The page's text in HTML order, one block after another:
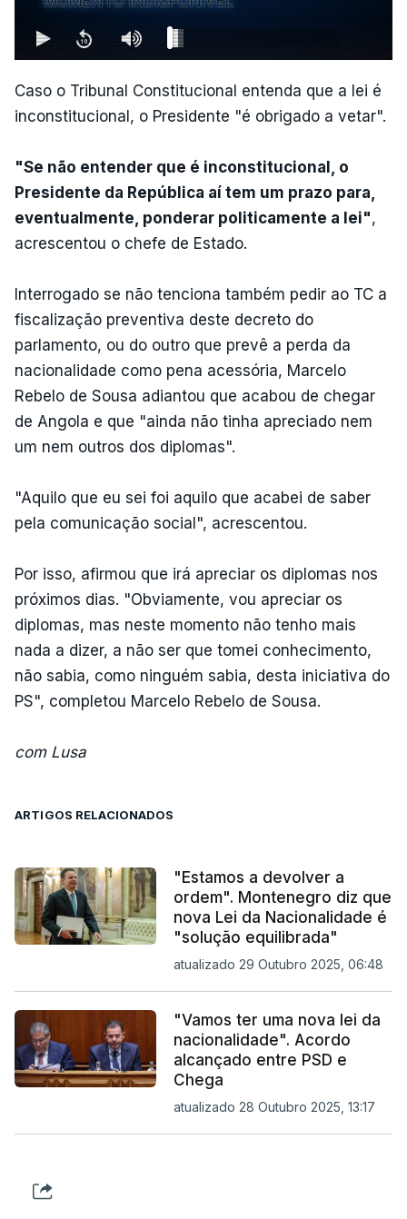
Caso o Tribunal Constitucional entenda que a lei é
inconstitucional, o Presidente "é obrigado a vetar".
"Se não entender que é inconstitucional, o
Presidente da República aí tem um prazo para,
eventualmente, ponderar politicamente a lei",
acrescentou o chefe de Estado.
Interrogado se não tenciona também pedir ao TC a
fiscalização preventiva deste decreto do
parlamento, ou do outro que prevê a perda da
nacionalidade como pena acessória, Marcelo
Rebelo de Sousa adiantou que acabou de chegar
de Angola e que "ainda não tinha apreciado nem
um nem outros dos diplomas".
"Aquilo que eu sei foi aquilo que acabei de saber
pela comunicação social", acrescentou.
Por isso, afirmou que irá apreciar os diplomas nos
próximos dias. "Obviamente, vou apreciar os
diplomas, mas neste momento não tenho mais
nada a dizer, a não ser que tomei conhecimento,
não sabia, como ninguém sabia, desta iniciativa do
PS", completou Marcelo Rebelo de Sousa.
com Lusa
ARTIGOS RELACIONADOS
"Estamos a devolver a
ordem". Montenegro diz que
nova Lei da Nacionalidade é
"solução equilibrada"
atualizado 29 Outubro 2025, 06:48
"Vamos ter uma nova lei da
nacionalidade". Acordo
alcançado entre PSD e
Chega
atualizado 28 Outubro 2025, 13:17